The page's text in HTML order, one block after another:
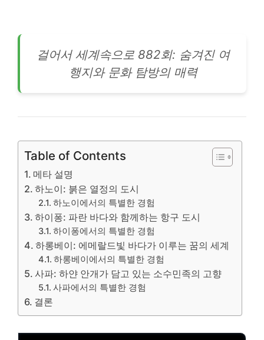
걸어서 세계속으로 882회: 숨겨진 여
행지와 문화 탐방의 매력
Table of Contents
메타 설명
하노이: 붉은 열정의 도시
하노이에서의 특별한 경험
하이퐁: 파란 바다와 함께하는 항구 도시
하이퐁에서의 특별한 경험
하롱베이: 에메랄드빛 바다가 이루는 꿈의 세계
하롱베이에서의 특별한 경험
사파: 하얀 안개가 담고 있는 소수민족의 고향
사파에서의 특별한 경험
결론